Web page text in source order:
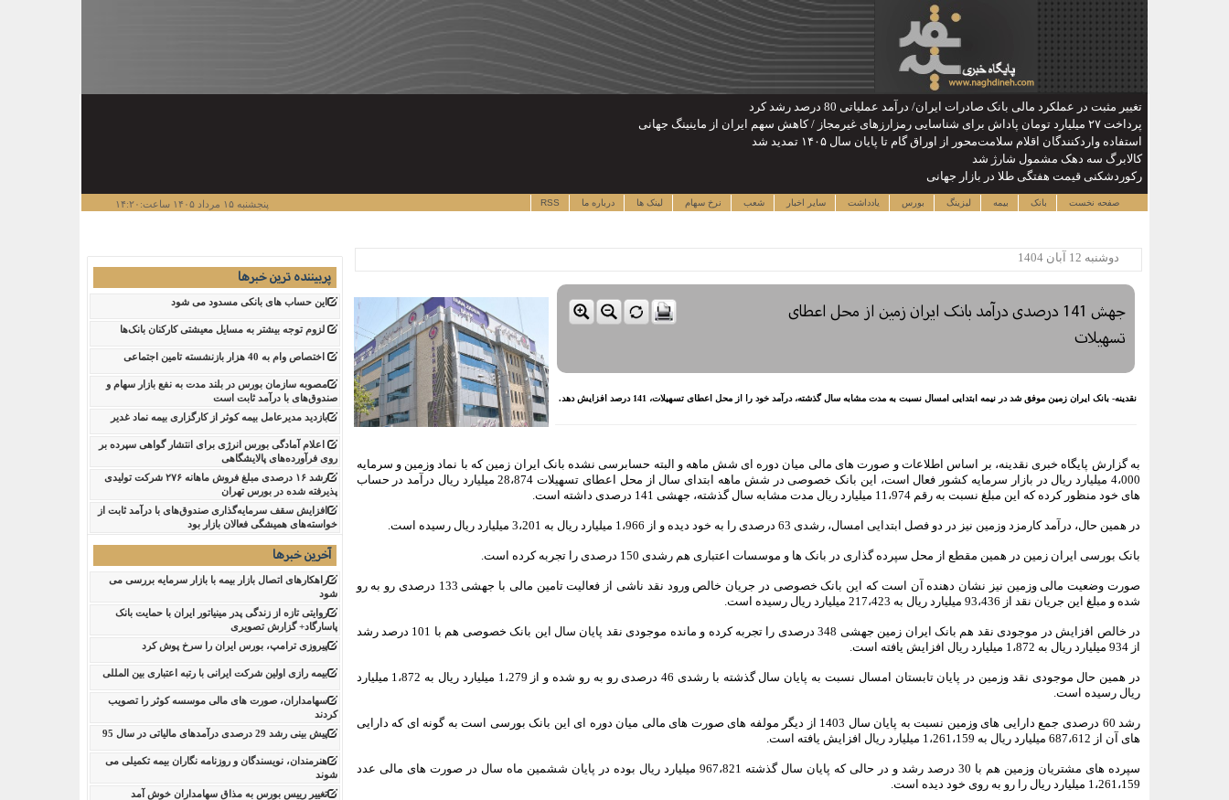
تغییر مثبت در عملکرد مالی بانک صادرات ایران/ درآمد عملیاتی 80 درصد رشد کرد
پرداخت ۲۷ میلیارد تومان پاداش برای شناسایی رمزارزهای غیرمجاز / کاهش سهم ایران از ماینینگ جهانی
استفاده واردکنندگان اقلام سلامت‌محور از اوراق گام تا پایان سال ۱۴۰۵ تمدید شد
کالابرگ سه دهک مشمول شارژ شد
رکوردشکنی قیمت هفتگی طلا در بازار‌ جهانی
پنجشنبه ۱۵ مرداد ۱۴۰۵ ساعت:۱۴:۲۰ صفحه نخست بانک بیمه لیزینگ بورس یادداشت سایر اخبار شعب نرخ سهام لینک ها درباره ما RSS
پربیننده ترین خبرها
این حساب های بانکی مسدود می شود
لزوم توجه بیشتر به مسایل معیشتی کارکنان بانک‌ها
اختصاص وام به 40 هزار بازنشسته تامین اجتماعی
مصوبه سازمان بورس در بلند مدت به نفع بازار سهام و
صندوق‌های با درآمد ثابت است
بازدید مدیرعامل بیمه کوثر از کارگزاری بیمه نماد غدیر
اعلام آمادگی بورس انرژی برای انتشار گواهی سپرده بر
روی فرآورده‌های پالایشگاهی ‌
رشد ۱۶ درصدی مبلغ فروش ماهانه ۲۷۶ شرکت تولیدی
پذیرفته شده در بورس تهران
افزایش سقف سرمایه‌گذاری صندوق‌های با درآمد ثابت از
خواسته‌های همیشگی فعالان بازار بود
آخرین خبرها
راهکارهای اتصال بازار بیمه با بازار سرمایه بررسی می
شود
روایتی تازه از زندگی پدر مینیاتور ایران با حمایت بانک
پاسارگاد+ گزارش تصویری
پیروزی ترامپ، بورس ایران را سرخ پوش کرد
بیمه رازی اولین شرکت ایرانی با رتبه اعتباری بین المللی
سهامداران، صورت های مالی موسسه کوثر را تصویب
کردند
پیش بینی رشد 29 درصدی درآمدهای مالیاتی در سال 95
هنرمندان، نویسندگان و روزنامه نگاران بیمه تکمیلی می
شوند
تغییر رییس بورس به مذاق سهامداران خوش آمد
دوشنبه 12 آبان 1404
جهش 141 درصدی درآمد بانک ایران زمین از محل اعطای
تسهیلات
نقدینه- بانک ایران زمین موفق شد در نیمه ابتدایی امسال نسبت به مدت مشابه سال گذشته، درآمد خود را از محل اعطای تسهیلات، 141 درصد افزایش دهد.
به گزارش پایگاه خبری نقدینه، بر اساس اطلاعات و صورت های مالی میان دوره ای شش ماهه و البته حسابرسی نشده بانک ایران زمین که با نماد وزمین و سرمایه
4،000 میلیارد ریال در بازار سرمایه کشور فعال است، این بانک خصوصی در شش ماهه ابتدای سال از محل اعطای تسهیلات 28،874 میلیارد ریال درآمد در حساب
های خود منظور کرده که این مبلغ نسبت به رقم 11،974 میلیارد ریال مدت مشابه سال گذشته، جهشی 141 درصدی داشته است.
در همین حال، درآمد کارمزد وزمین نیز در دو فصل ابتدایی امسال، رشدی 63 درصدی را به خود دیده و از 1،966 میلیارد ریال به 3،201 میلیارد ریال رسیده است.
بانک بورسی ایران زمین در همین مقطع از محل سپرده گذاری در بانک ها و موسسات اعتباری هم رشدی 150 درصدی را تجربه کرده است.
صورت وضعیت مالی وزمین نیز نشان دهنده آن است که این بانک خصوصی در جریان خالص ورود نقد ناشی از فعالیت تامین مالی با جهشی 133 درصدی رو به رو
شده و مبلغ این جریان نقد از 93،436 میلیارد ریال به 217،423 میلیارد ریال رسیده است.
در خالص افزایش در موجودی نقد هم بانک ایران زمین جهشی 348 درصدی را تجربه کرده و مانده موجودی نقد پایان سال این بانک خصوصی هم با 101 درصد رشد
از 934 میلیارد ریال به 1،872 میلیارد ریال افزایش یافته است.
در همین حال موجودی نقد وزمین در پایان تابستان امسال نسبت به پایان سال گذشته با رشدی 46 درصدی رو به رو شده و از 1،279 میلیارد ریال به 1،872 میلیارد
ریال رسیده است.
رشد 60 درصدی جمع دارایی های وزمین نسبت به پایان سال 1403 از دیگر مولفه های صورت های مالی میان دوره ای این بانک بورسی است به گونه ای که دارایی
های آن از 687،612 میلیارد ریال به 1،261،159 میلیارد ریال افزایش یافته است.
سپرده های مشتریان وزمین هم با 30 درصد رشد و در حالی که پایان سال گذشته 967،821 میلیارد ریال بوده در پایان ششمین ماه سال در صورت های مالی عدد
1،261،159 میلیارد ریال را رو به روی خود دیده است.